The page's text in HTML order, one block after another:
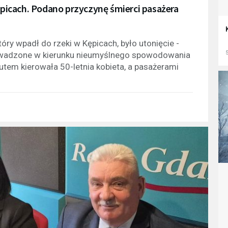
Podano przyczynę śmierci pasażera
wpadł do rzeki w Kępicach, było utonięcie -
w kierunku nieumyślnego spowodowania
kierowała 50-letnia kobieta, a pasażerami